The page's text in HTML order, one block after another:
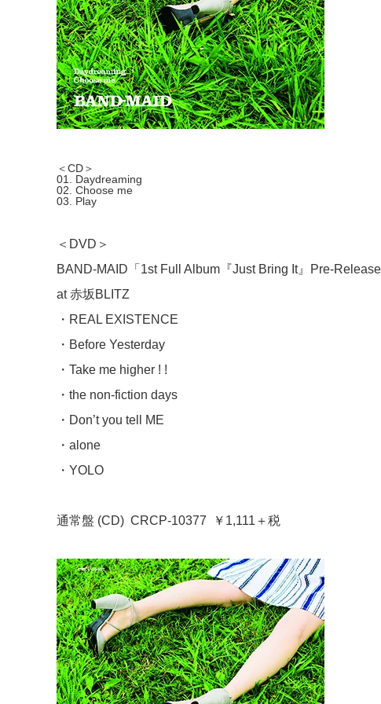
＜CD＞
01. Daydreaming
02. Choose me
03. Play
＜DVD＞
BAND-MAID「1st Full Album『Just Bring It』Pre-
at 赤坂BLITZ
・REAL EXISTENCE
・Before Yesterday
・Take me higher ! !
・the non-fiction days
・Don’t you tell ME
・alone
・YOLO
通常盤 (CD) CRCP-10377 ￥1,111＋税